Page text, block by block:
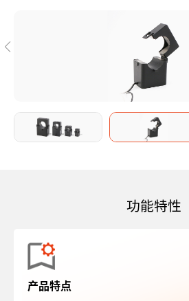
功能特性
产品特点